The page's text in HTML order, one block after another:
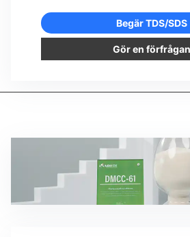
Begär TDS/SDS
Gör en förfrågan